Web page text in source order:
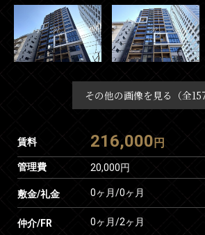
その他の画像を見る（全157
賃料 216,000 円
管理費 20,000円
敷金/礼金 0ヶ月/0ヶ月
仲介/FR 0ヶ月/2ヶ月